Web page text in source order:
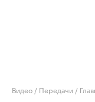
Видео / Передачи /